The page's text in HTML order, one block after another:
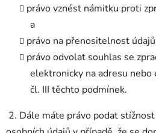
právo vznést námitku proti
a
právo na přenositelnost
právo odvolat souhlas se
elektronicky na adresu nebo
čl. III těchto podmínek.
2. Dále máte právo podat